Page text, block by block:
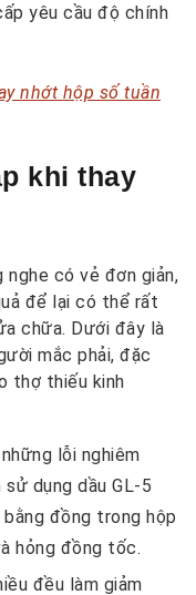
yêu cầu độ chính
nhớt hộp số tuần
khi thay
có vẻ đơn giản,
để lại có thể rất
chữa. Dưới đây là
mắc phải, đặc
thợ thiếu kinh
lỗi nghiêm
dụng dầu GL-5
đồng trong hộp
hỏng đồng tốc.
đều làm giảm